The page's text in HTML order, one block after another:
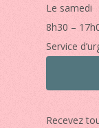
Le samedi
8h30 –
Service
Recevez